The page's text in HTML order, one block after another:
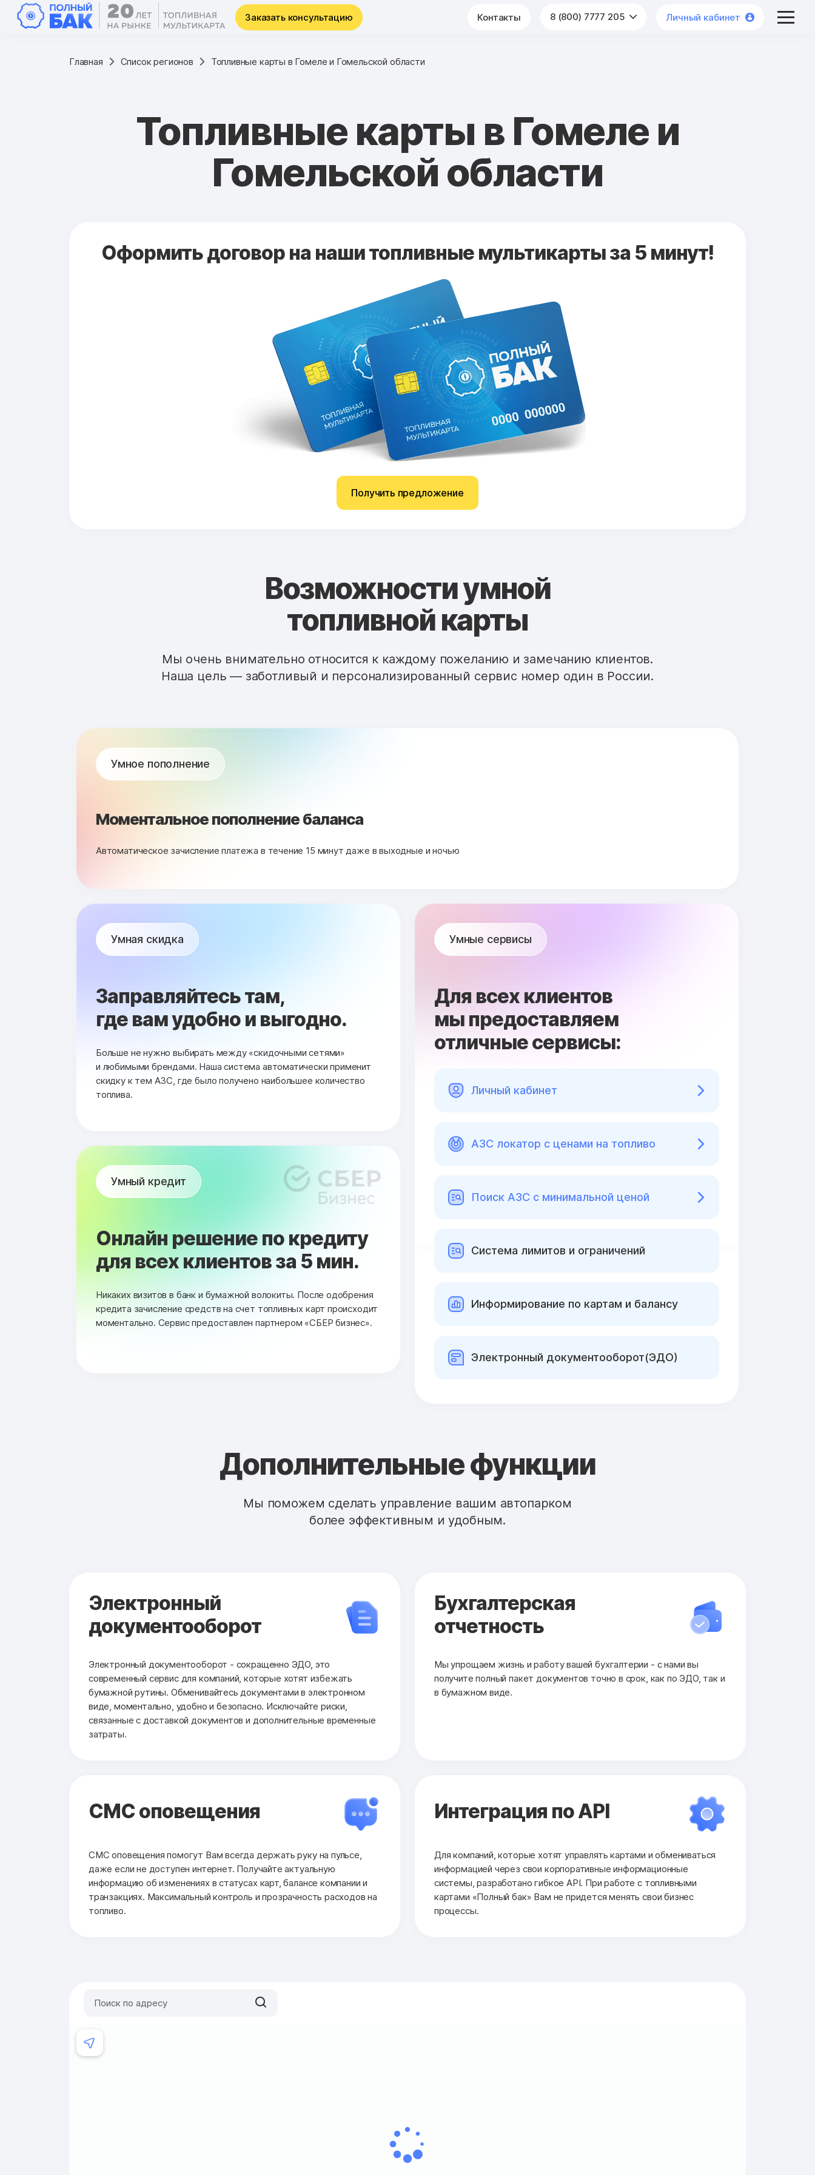
Заказать консультацию Контакты 8 (800) 7777 205 Личный кабинет
Главная Список регионов Топливные карты в Гомеле и Гомельской области
Топливные карты в Гомеле и
Гомельской области
Оформить договор на наши топливные мультикарты за 5 минут!
Получить предложение
Возможности умной
топливной карты
Мы очень внимательно относится к каждому пожеланию и замечанию клиентов.
Наша цель — заботливый и персонализированный сервис номер один в России.
Умное пополнение
Моментальное пополнение баланса
Автоматическое зачисление платежа в течение 15 минут даже в выходные и ночью
Умная скидка
Заправляйтесь там,
где вам удобно и выгодно.
Больше не нужно выбирать между «скидочными сетями»
и любимыми брендами. Наша система автоматически применит
скидку к тем АЗС, где было получено наибольшее количество
топлива.
Умный кредит
Онлайн решение по кредиту
для всех клиентов за 5 мин.
Никаких визитов в банк и бумажной волокиты. После одобрения
кредита зачисление средств на счет топливных карт происходит
моментально. Сервис предоставлен партнером «СБЕР бизнес».
Умные сервисы
Для всех клиентов
мы предоставляем
отличные сервисы:
Личный кабинет
АЗС локатор с ценами на топливо
Поиск АЗС с минимальной ценой
Cистема лимитов и ограничений
Информирование по картам и балансу
Электронный документооборот(ЭДО)
Дополнительные функции
Мы поможем сделать управление вашим автопарком
более эффективным и удобным.
Электронный
документооборот
Электронный документооборот - сокращенно ЭДО, это
современный сервис для компаний, которые хотят избежать
бумажной рутины. Обменивайтесь документами в электронном
виде, моментально, удобно и безопасно. Исключайте риски,
связанные с доставкой документов и дополнительные временные
затраты.
Бухгалтерская
отчетность
Мы упрощаем жизнь и работу вашей бухгалтерии - с нами вы
получите полный пакет документов точно в срок, как по ЭДО, так и
в бумажном виде.
СМС оповещения
СМС оповещения помогут Вам всегда держать руку на пульсе,
даже если не доступен интернет. Получайте актуальную
информацию об изменениях в статусах карт, балансе компании и
транзакциях. Максимальный контроль и прозрачность расходов на
топливо.
Интеграция по API
Для компаний, которые хотят управлять картами и обмениваться
информацией через свои корпоративные информационные
системы, разработано гибкое API. При работе с топливными
картами «Полный бак» Вам не придется менять свои бизнес
процессы.